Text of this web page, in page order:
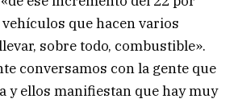
que hacen varios
sobre todo, combustible».
conversamos con la gente que
y ellos manifiestan que hay muy